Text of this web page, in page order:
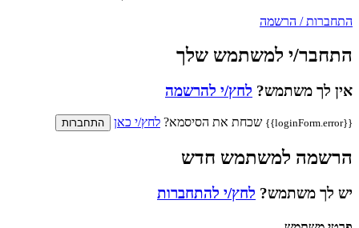
התחברות / הרשמה
התחבר/י למשתמש שלך
אין לך משתמש? לחץ/י להרשמה
{{loginForm.error}} שכחת את הסיסמא? לחץ/י כאן התחברות
הרשמה למשתמש חדש
יש לך משתמש? לחץ/י להתחברות